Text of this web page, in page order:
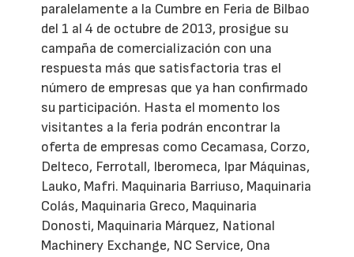
paralelamente a la Cumbre en Feria de Bilbao
del 1 al 4 de octubre de 2013, prosigue su
campaña de comercialización con una
respuesta más que satisfactoria tras el
número de empresas que ya han confirmado
su participación. Hasta el momento los
visitantes a la feria podrán encontrar la
oferta de empresas como Cecamasa, Corzo,
Delteco, Ferrotall, Iberomeca, Ipar Máquinas,
Lauko, Mafri. Maquinaria Barriuso, Maquinaria
Colás, Maquinaria Greco, Maquinaria
Donosti, Maquinaria Márquez, National
Machinery Exchange, NC Service, Ona